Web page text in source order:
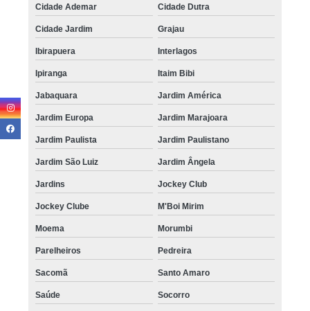
Cidade Ademar Cidade Dutra
Cidade Jardim Grajau
Ibirapuera Interlagos
Ipiranga Itaim Bibi
Jabaquara Jardim América
Jardim Europa Jardim Marajoara
Jardim Paulista Jardim Paulistano
Jardim São Luiz Jardim Ângela
Jardins Jockey Club
Jockey Clube M'Boi Mirim
Moema Morumbi
Parelheiros Pedreira
Sacomã Santo Amaro
Saúde Socorro